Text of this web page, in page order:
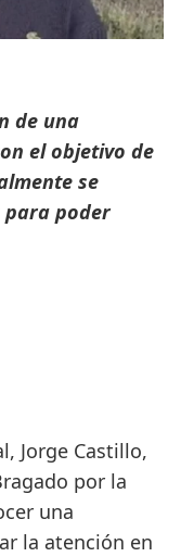
de una
el objetivo de
se
poder
Jorge Castillo,
por la
una
la atención en